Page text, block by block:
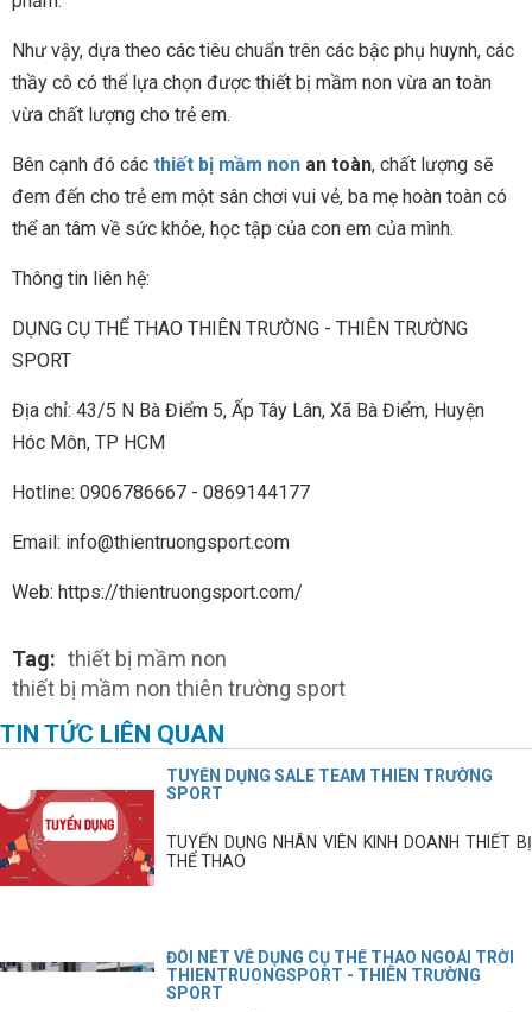
Như vậy, dựa theo các tiêu chuẩn trên các bậc phụ huynh, các
thầy cô có thể lựa chọn được thiết bị mầm non vừa an toàn
vừa chất lượng cho trẻ em.
Bên cạnh đó các thiết bị mầm non an toàn, chất lượng sẽ
đem đến cho trẻ em một sân chơi vui vẻ, ba mẹ hoàn toàn có
thể an tâm về sức khỏe, học tập của con em của mình.
Thông tin liên hệ:
DỤNG CỤ THỂ THAO THIÊN TRƯỜNG - THIÊN TRƯỜNG
SPORT
Địa chỉ: 43/5 N Bà Điểm 5, Ấp Tây Lân, Xã Bà Điểm, Huyện
Hóc Môn, TP HCM
Hotline: 0906786667 - 0869144177
Email: info@thientruongsport.com
Web: https://thientruongsport.com/
Tag: thiết bị mầm non
thiết bị mầm non thiên trường sport
TIN TỨC LIÊN QUAN
TUYỂN DỤNG SALE TEAM THIÊN TRƯỜNG
SPORT
TUYỂN DỤNG NHÂN VIÊN KINH DOANH THIẾT BỊ
THỂ THAO
ĐÔI NÉT VỀ DỤNG CỤ THỂ THAO NGOÀI TRỜI
THIENTRUONGSPORT - THIÊN TRƯỜNG
SPORT